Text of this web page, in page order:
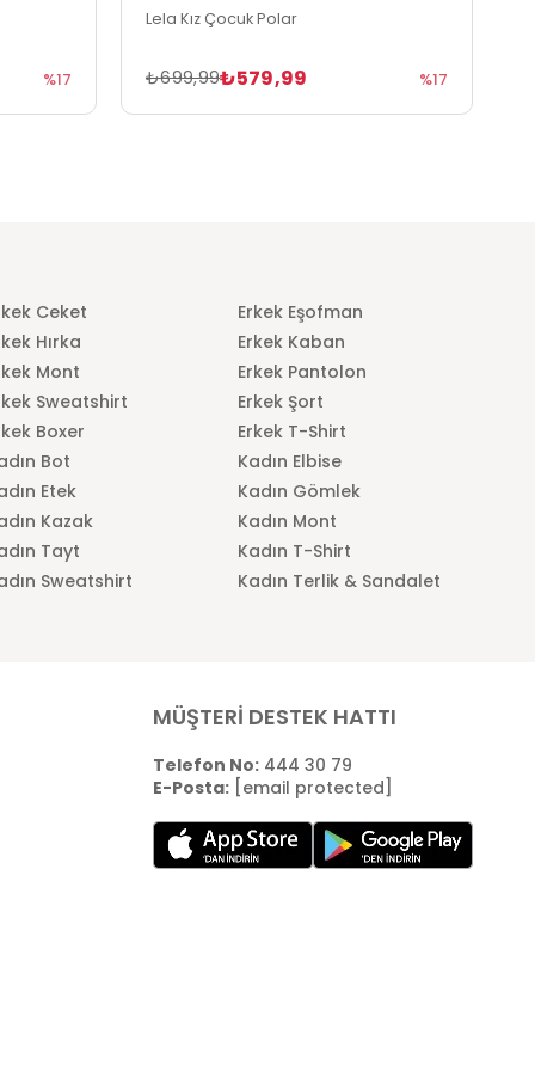
%17
Lela Kız Çocuk Polar
₺579,99
₺699,99 %17
Ceket
Erkek Eşofman
Hırka
Erkek Kaban
Mont
Erkek Pantolon
Sweatshirt
Erkek Şort
Boxer
Erkek T-Shirt
Bot
Kadın Elbise
Etek
Kadın Gömlek
Kazak
Kadın Mont
Tayt
Kadın T-Shirt
Sweatshirt Kadın Terlik & Sandalet
MÜŞTERİ DESTEK HATTI
Telefon No:444 30 79
E-Posta: [email protected]